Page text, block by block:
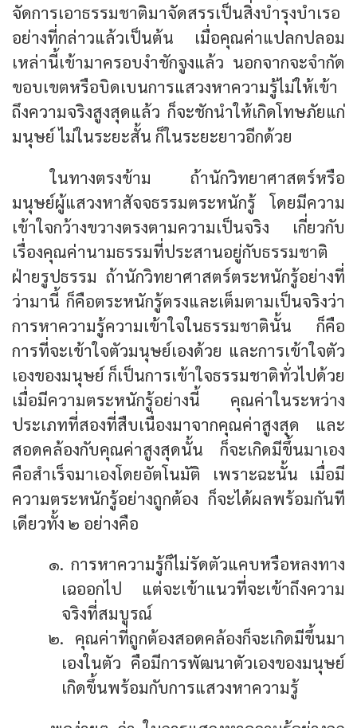
จัดการเอาธรรมชาติมาจัดสรรเป็นสิ่งบำรุงบำเรอ
อย่างที่กล่าวแล้วเป็นต้น เมื่อคุณค่าแปลกปลอม
เหล่านี้เข้ามาครอบงำชักจูงแล้ว นอกจากจะจำกัด
ขอบเขตหรือบิดเบนการแสวงหาความรู้ไม่ให้เข้า
ถึงความจริงสูงสุดแล้ว ก็จะชักนำให้เกิดโทษภัยแก่
มนุษย์ ไม่ในระยะสั้น ก็ในระยะยาวอีกด้วย
ในทางตรงข้าม ถ้านักวิทยาศาสตร์หรือ
มนุษย์ผู้แสวงหาสัจจธรรมตระหนักรู้ โดยมีความ
เข้าใจกว้างขวางตรงตามความเป็นจริง เกี่ยวกับ
เรื่องคุณค่านามธรรมที่ประสานอยู่กับธรรมชาติ
ฝ่ายรูปธรรม ถ้านักวิทยาศาสตร์ตระหนักรู้อย่างที่
ว่ามานี้ ก็คือตระหนักรู้ตรงและเต็มตามเป็นจริงว่า
การหาความรู้ความเข้าใจในธรรมชาตินั้น ก็คือ
การที่จะเข้าใจตัวมนุษย์เองด้วย และการเข้าใจตัว
เองของมนุษย์ ก็เป็นการเข้าใจธรรม­ชาติทั่วไปด้วย
เมื่อมีความตระหนักรู้อย่างนี้ คุณค่าในระหว่าง
ประเภทที่สองที่สืบเนื่องมาจากคุณค่าสูงสุด และ
สอดคล้องกับคุณค่าสูงสุดนั้น ก็จะเกิดมีขึ้นมาเอง
คือสำเร็จมาเองโดยอัตโนมัติ เพราะฉะนั้น เมื่อมี
ความตระหนักรู้อย่างถูกต้อง ก็จะได้ผลพร้อมกันที
เดียวทั้ง ๒ อย่างคือ
๑. การหาความรู้ก็ไม่รัดตัวแคบหรือหลงทาง
เฉออกไป แต่จะเข้าแนวที่จะเข้าถึงความ
จริงที่สมบูรณ์
๒. คุณค่าที่ถูกต้องสอดคล้องก็จะเกิดมีขึ้นมา
เองในตัว คือมีการพัฒนาตัวเองของมนุษย์
เกิดขึ้นพร้อมกับการแสวงหาความรู้